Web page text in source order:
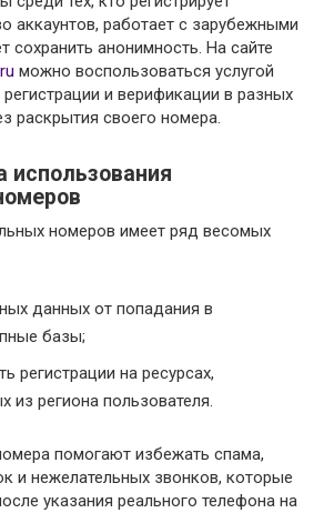
аккаунтов, работает с зарубежными
сохранить анонимность. На сайте
можно воспользоваться услугой
и верификации в разных
раскрытия своего номера.
использования
номеров имеет ряд весомых
данных от попадания в
базы;
регистрации на ресурсах,
из региона пользователя.
помогают избежать спама,
и нежелательных звонков, которые
указания реального телефона на